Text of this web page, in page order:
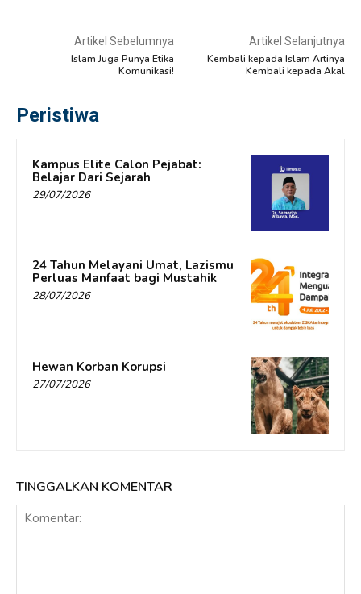
Artikel Sebelumnya
Islam Juga Punya Etika
Komunikasi!
Artikel Selanjutnya
Kembali kepada Islam Artinya
Kembali kepada Akal
Peristiwa
Kampus Elite Calon Pejabat:
Belajar Dari Sejarah
29/07/2026
24 Tahun Melayani Umat, Lazismu
Perluas Manfaat bagi Mustahik
28/07/2026
Hewan Korban Korupsi
27/07/2026
TINGGALKAN KOMENTAR